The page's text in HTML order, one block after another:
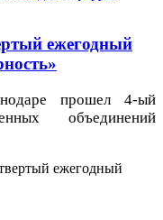
ежегодный
прошел 4-ый
объединений
ежегодный